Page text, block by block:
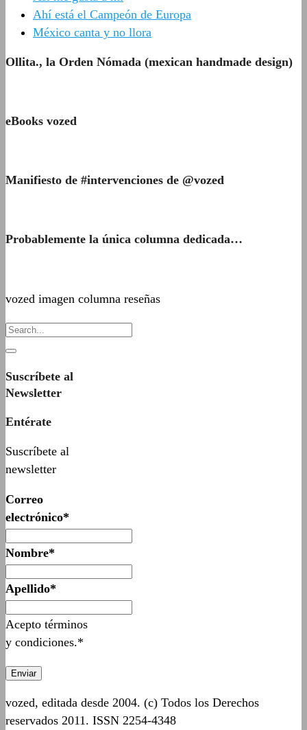
Ahí está el Campeón de Europa
México canta y no llora
Ollita., la Orden Nómada (mexican handmade design)
eBooks vozed
Manifiesto de #intervenciones de @vozed
Probablemente la única columna dedicada…
vozed imagen columna reseñas
Suscríbete al
Newsletter
Entérate
Suscríbete al
newsletter
Correo
electrónico*
Nombre*
Apellido*
Acepto términos
y condiciones.*
vozed, editada desde 2004. (c) Todos los Derechos
reservados 2011. ISSN 2254-4348